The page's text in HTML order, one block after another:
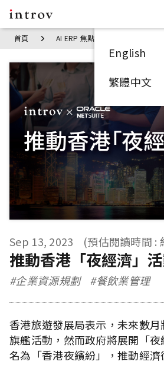
English
繁體中文
首頁 AI ERP 焦點見解 推動香
Sep 13, 2023 (預估閱讀時間 :
推動香港「夜經濟」
#企業資源規劃 #餐飲業管理
香港旅遊發展局表示，未來數
旗艦活動，然而政府將展開「
名為「香港夜繽紛」，推動經濟